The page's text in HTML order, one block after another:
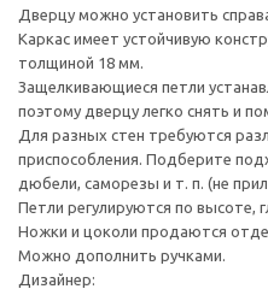
Дверцу можно установить
Каркас имеет устойчивую
толщиной 18 мм.
Защелкивающиеся петли
поэтому дверцу легко снять и
Для разных стен требуются
приспособления. Подберите
дюбели, саморезы и т. п. (не
Петли регулируются по высоте,
Ножки и цоколи продаются
Можно дополнить ручками.
Дизайнер: